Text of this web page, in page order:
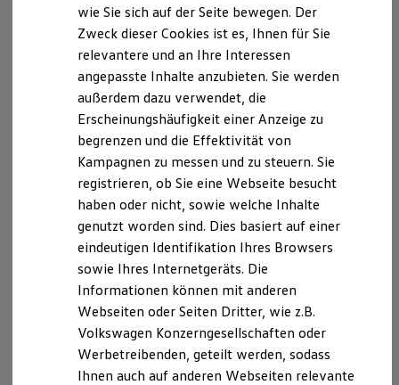
Digitales Bordbuch
Fahrerassistenz- und Sicherheitssysteme
Kontrollleuchten
Batterieverordnung
XTL-Dieselkraftstoff
Ersatzteile und Betriebsflüssigkeiten
Original Zubehör und Lifestyle Produkte
myVolkswagen
myVolkswagen Business
Elektrisch & Autonom
Elektro - & Hybridfahrzeuge
Unser Ansatz
Klimafreundlicher Strom
Reichweite & Ladelösungen
Reichweitensimulator
Ladezeitensimulator
Ladelösungen für Privatkunden
Ladelösungen für Gewerbekunden
Bidirektionales Laden
Förderung & Kosten der Elektrofahrzeuge
Fördermöglichkeiten für Privatkunden
wie Sie sich auf der Seite bewegen. Der
Zweck dieser Cookies ist es, Ihnen für Sie
relevantere und an Ihre Interessen
angepasste Inhalte anzubieten. Sie werden
außerdem dazu verwendet, die
Erscheinungshäufigkeit einer Anzeige zu
begrenzen und die Effektivität von
Kampagnen zu messen und zu steuern. Sie
registrieren, ob Sie eine Webseite besucht
haben oder nicht, sowie welche Inhalte
genutzt worden sind. Dies basiert auf einer
eindeutigen Identifikation Ihres Browsers
sowie Ihres Internetgeräts. Die
Informationen können mit anderen
Webseiten oder Seiten Dritter, wie z.B.
Volkswagen Konzerngesellschaften oder
Werbetreibenden, geteilt werden, sodass
Ihnen auch auf anderen Webseiten relevante